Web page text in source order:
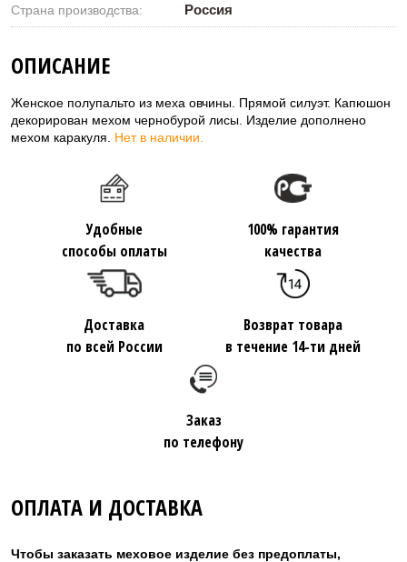
0 ₽
Страна производства: Россия
ОПИСАНИЕ
Женское полупальто из меха овчины. Прямой силуэт. Капюшон
декорирован мехом чернобурой лисы. Изделие дополнено
мехом каракуля.
Нет в наличии.
Удобные
способы оплаты
100% гарантия
качества
Доставка
по всей России
Возврат товара
в течение 14-ти дней
Заказ
по телефону
ОПЛАТА И ДОСТАВКА
Чтобы заказать меховое изделие без предоплаты,